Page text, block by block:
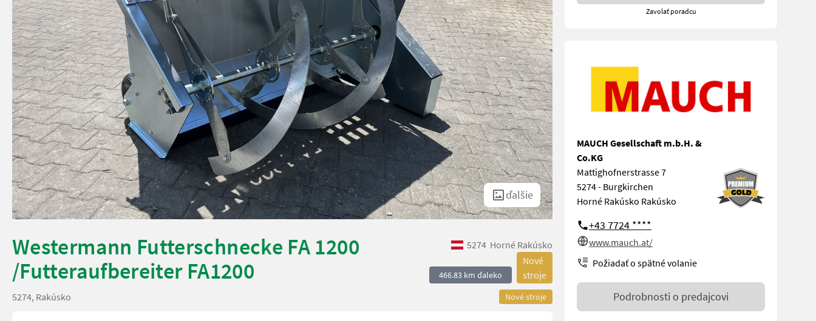
ďalšie
Westermann Futterschnecke FA 1200
/Futteraufbereiter FA1200
5274 Horné Rakúsko
466.83 km ďaleko
Nové
stroje
Nové stroje
5274, Rakúsko
Zavolať poradcu
MAUCH Gesellschaft m.b.H. &
Co.KG
Mattighofnerstrasse 7
5274 - Burgkirchen
Horné Rakúsko Rakúsko
+43 7724 ****
www.mauch.at/
Požiadať o spätné volanie
Podrobnosti o predajcovi